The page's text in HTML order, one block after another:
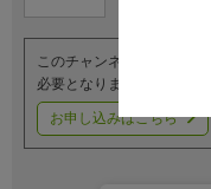
このチャンネルのご視聴
必要となります。
お申し込みはこちら